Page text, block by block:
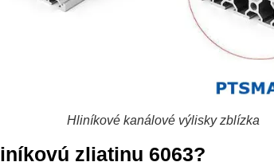
Hliníkové kanálové výlisky zblízka
zliatinu 6063?